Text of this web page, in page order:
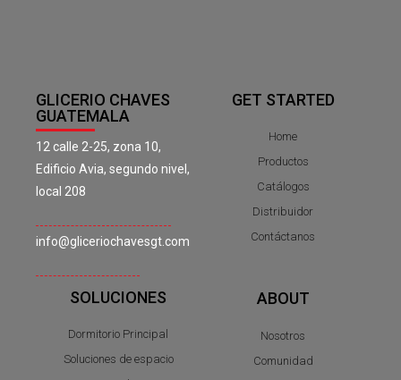
GLICERIO CHAVES
GUATEMALA
12 calle 2-25, zona 10,
Edificio Avia, segundo nivel,
local 208
info@gliceriochavesgt.com
GET STARTED
Home
Productos
Catálogos
Distribuidor
Contáctanos
SOLUCIONES
Dormitorio Principal
Soluciones de espacio
ABOUT
Nosotros
Comunidad